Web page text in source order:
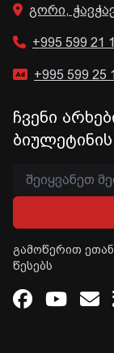
გორი,
+995 599 21
+995 599 25
ჩვენი
გამოწერით
წესებს
Facebook